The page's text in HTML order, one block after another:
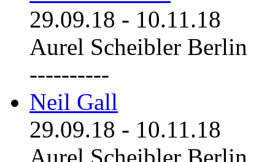
29.09.18 - 10.11.18
Aurel Scheibler Berlin
----------
Neil Gall
29.09.18 - 10.11.18
Aurel Scheibler Berlin